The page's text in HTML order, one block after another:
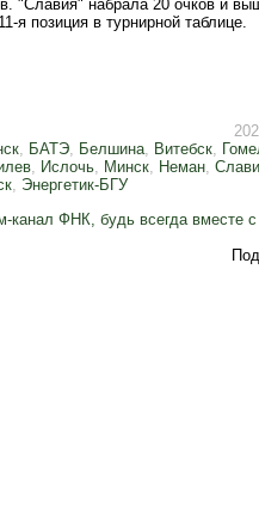
"Славия" набрала 20 очков и
позиция в турнирной таблице.
, БАТЭ, Белшина, Витебск,
, Ислочь, Минск, Неман,
, Энергетик-БГУ
канал ФНК, будь всегда вместе